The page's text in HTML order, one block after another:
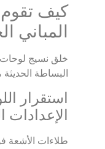
المباني
البساطة
استقرار
الإعدادات
طلاءات الأشعة